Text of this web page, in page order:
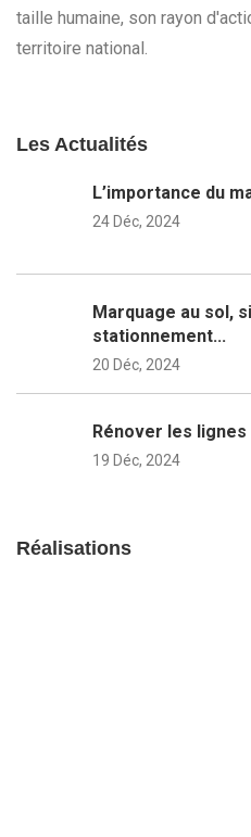
taille humaine, son rayon
territoire national.
Les Actualités
L’importance du
24 Déc, 2024
Marquage au sol,
stationnement...
20 Déc, 2024
Rénover les
19 Déc, 2024
Réalisations